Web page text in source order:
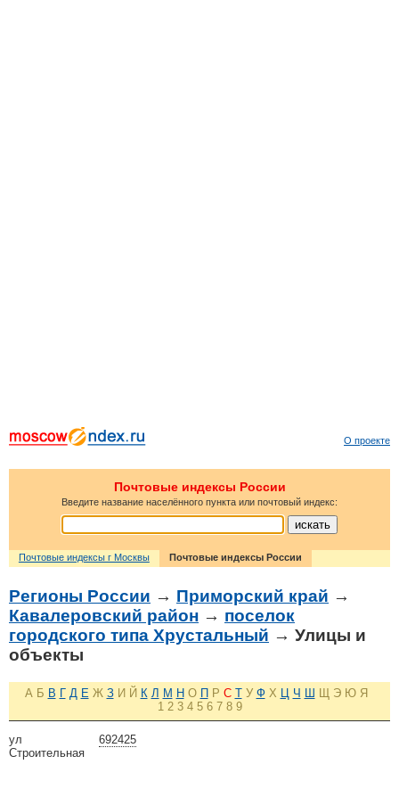
О проекте
Почтовые индексы России
Введите название населённого пункта или почтовый индекс:
Почтовые индексы г Москвы Почтовые индексы России
Регионы России → Приморский край →
Кавалеровский район → поселок
городского типа Хрустальный → Улицы и
объекты
А Б В Г Д Е Ж З И Й К Л М Н О П Р С Т У Ф Х Ц Ч Ш Щ Э Ю Я
1 2 3 4 5 6 7 8 9
692425
ул
Строительная